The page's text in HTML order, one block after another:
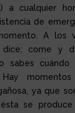
a cualquier
de
A los
come y
sabes cuándo
Hay
ya que
se